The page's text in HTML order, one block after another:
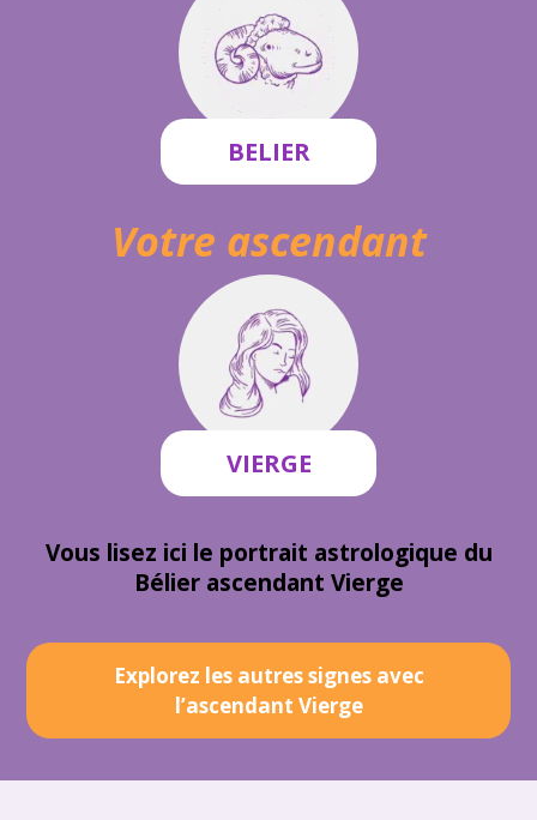
BELIER
Votre ascendant
VIERGE
Vous lisez ici le portrait astrologique du
Bélier ascendant Vierge
Explorez les autres signes avec
l’ascendant Vierge